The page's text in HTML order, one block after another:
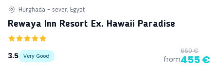
Hurghada - sever, Egypt
Rewaya Inn Resort Ex. Hawaii Paradise
3.5 Very Good from
669 €
455 €